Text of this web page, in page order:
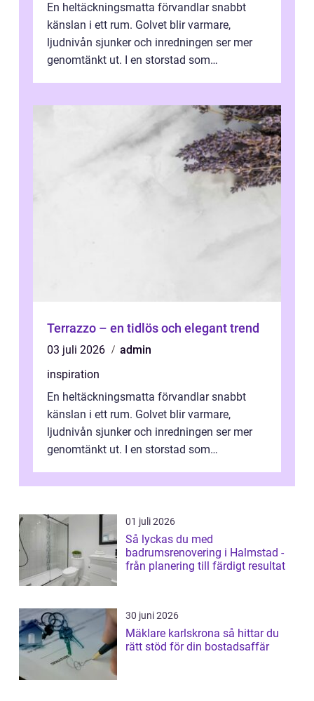
En heltäckningsmatta förvandlar snabbt
känslan i ett rum. Golvet blir varmare,
ljudnivån sjunker och inredningen ser mer
genomtänkt ut. I en storstad som
Terrazzo – en tidlös och elegant trend
03 juli 2026
admin
inspiration
En heltäckningsmatta förvandlar snabbt
känslan i ett rum. Golvet blir varmare,
ljudnivån sjunker och inredningen ser mer
genomtänkt ut. I en storstad som
granna...
01 juli 2026
Så lyckas du med
badrumsrenovering i Halmstad -
från planering till färdigt resultat
30 juni 2026
Mäklare karlskrona så hittar du
rätt stöd för din bostadsaffär